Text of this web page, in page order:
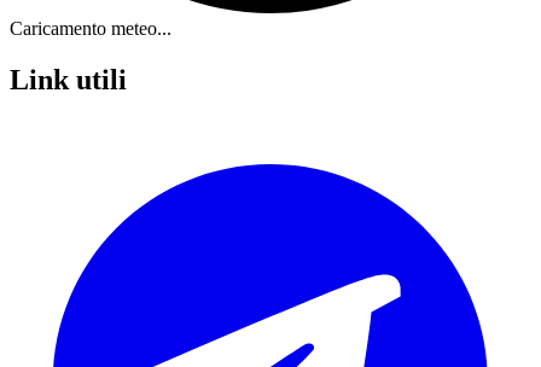
Caricamento meteo...
Link utili